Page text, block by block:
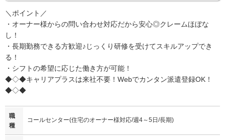
＼ポイント／
・オーナー様からの問い合わせ対応だから安心◎クレームほぼな
し！
・長期勤務できる方歓迎♪じっくり研修を受けてスキルアップでき
る！
・シフトの希望に応じた働き方が可能！
◆◇◆キャリアプラスは来社不要！Webでカンタン派遣登録OK！
◆◇◆
職
種
コールセンター(住宅のオーナー様対応/週4～5日/長期)